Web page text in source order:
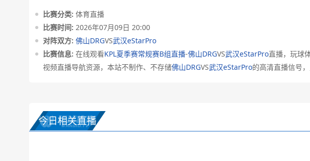
比赛分类: 体育直播
比赛时间: 2026年07月09日 20:00
对阵双方: 佛山DRGVS武汉eStarPro
比赛信息: 在线观看KPL夏季赛常规赛B组直播-佛山DRGVS武汉eStarPro直播，玩球
视频直播导航资源，本站不制作、不存储佛山DRGVS武汉eStarPro的高清直播信号
今日相关直播